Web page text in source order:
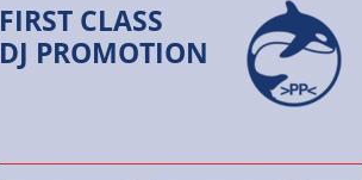
FIRST CLASS
DJ PROMOTION